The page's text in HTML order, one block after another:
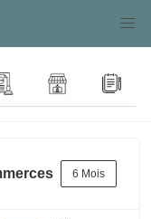
6 Mois